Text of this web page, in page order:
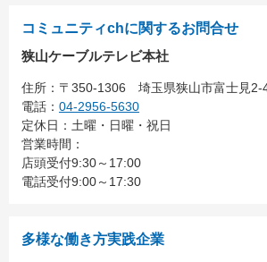
コミュニティchに関するお問合せ
狭山ケーブルテレビ本社
住所： 〒350-1306 埼玉県狭山市富士見2-
電話： 04-2956-5630
定休日：土曜・日曜・祝日
営業時間：
店頭受付9:30～17:00
電話受付9:00～17:30
多様な働き方実践企業